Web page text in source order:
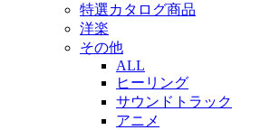
特選カタログ商品
洋楽
その他
ALL
ヒーリング
サウンドトラック
アニメ